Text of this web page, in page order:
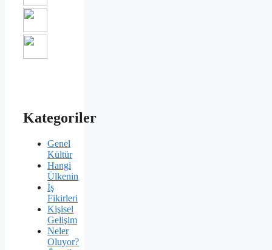
Kategoriler
Genel
Kültür
Hangi
Ülkenin
İş
Fikirleri
Kişisel
Gelişim
Neler
Oluyor?